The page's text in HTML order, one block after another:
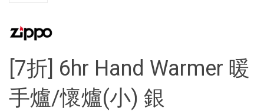
[7折] 6hr Hand Warmer 暖
手爐/懷爐(小) 銀